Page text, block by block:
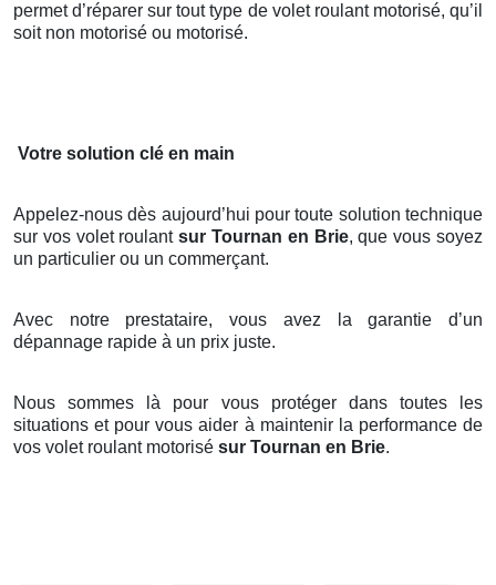
permet d’réparer sur tout type de volet roulant motorisé, qu’il
soit non motorisé ou motorisé.
Votre solution clé en main
Appelez-nous dès aujourd’hui pour toute solution technique
sur vos volet roulantsur Tournan en Brie, que vous soyez
un particulier ou un commerçant.
Avec notre prestataire, vous avez la garantie d’un
dépannage rapide à un prix juste.
Nous sommes là pour vous protéger dans toutes les
situations et pour vous aider à maintenir la performance de
vos volet roulant motorisé sur Tournan en Brie.